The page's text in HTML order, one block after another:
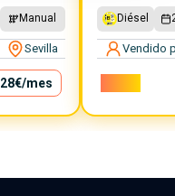
Manual
Sevilla
28€/mes
Diésel
Vendido